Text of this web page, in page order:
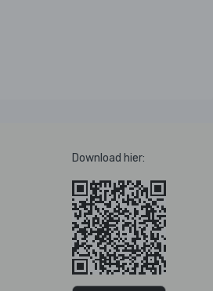
Download hier: